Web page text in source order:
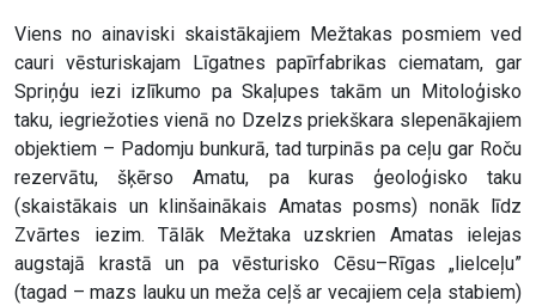
Viens no ainaviski skaistākajiem Mežtakas posmiem ved
cauri vēsturiskajam Līgatnes papīrfabrikas ciematam, gar
Spriņģu iezi izlīkumo pa Skaļupes takām un Mitoloģisko
taku, iegriežoties vienā no Dzelzs priekškara slepenākajiem
objektiem – Padomju bunkurā, tad turpinās pa ceļu gar Roču
rezervātu, šķērso Amatu, pa kuras ģeoloģisko taku
(skaistākais un klinšainākais Amatas posms) nonāk līdz
Zvārtes iezim. Tālāk Mežtaka uzskrien Amatas ielejas
augstajā krastā un pa vēsturisko Cēsu–Rīgas „lielceļu”
(tagad – mazs lauku un meža ceļš ar vecajiem ceļa stabiem)